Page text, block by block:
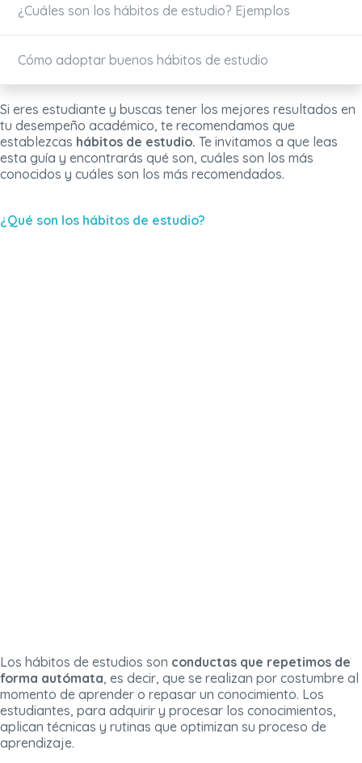
¿Cuáles son los hábitos de estudio? Ejemplos
Cómo adoptar buenos hábitos de estudio
Si eres estudiante y buscas tener los mejores resultados en
tu desempeño académico, te recomendamos que
establezcas hábitos de estudio. Te invitamos a que leas
esta guía y encontrarás qué son, cuáles son los más
conocidos y cuáles son los más recomendados.
¿Qué son los hábitos de estudio?
Los hábitos de estudios son conductas que repetimos de
forma autómata, es decir, que se realizan por costumbre al
momento de aprender o repasar un conocimiento. Los
estudiantes, para adquirir y procesar los conocimientos,
aplican técnicas y rutinas que optimizan su proceso de
aprendizaje.